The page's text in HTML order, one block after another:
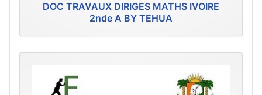
DOC TRAVAUX DIRIGES MATHS IVOIRE
2nde A BY TEHUA